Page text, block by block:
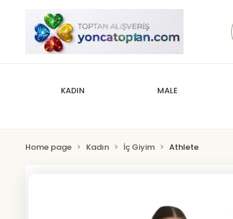
KADIN MALE
Home page Kadın İç Giyim Athlete